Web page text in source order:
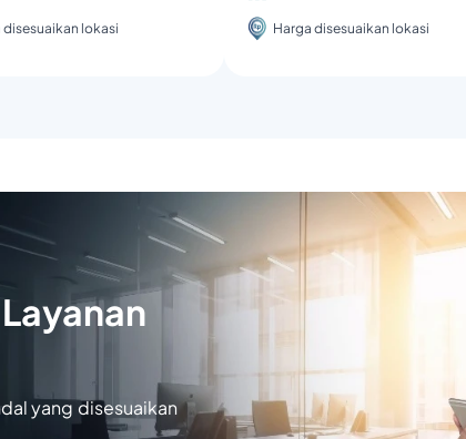
disesuaikan lokasi Harga disesuaikan lokasi
yang disesuaikan